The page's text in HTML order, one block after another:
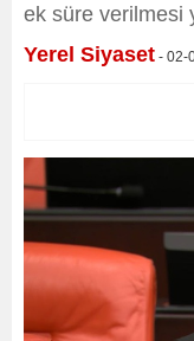
ek süre verilmesi
Yerel Siyaset - 02-